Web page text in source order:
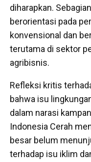
diharapkan.
berorientasi pada
konvensional dan
terutama di sektor
agribisnis.
Refleksi kritis
bahwa isu
dalam narasi
Indonesia Cerah
besar belum
terhadap isu iklim